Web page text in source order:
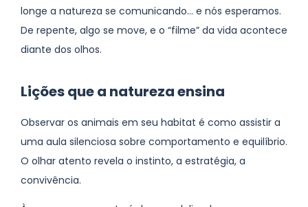
longe a natureza se comunicando… e nós esperamos.
De repente, algo se move, e o “filme” da vida acontece
diante dos olhos.
Lições que a natureza ensina
Observar os animais em seu habitat é como assistir a
uma aula silenciosa sobre comportamento e equilíbrio.
O olhar atento revela o instinto, a estratégia, a
convivência.